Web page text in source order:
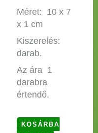
Méret: 10 x 7
x 1 cm
Kiszerelés:
darab.
Az ára 1
darabra
értendő.
KOSÁRBA